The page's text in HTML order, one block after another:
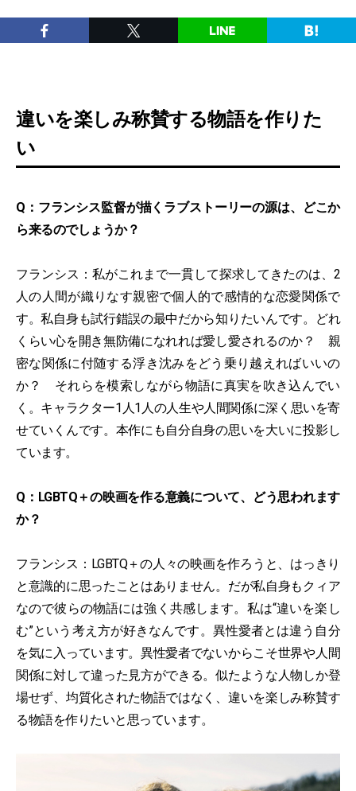
違いを楽しみ称賛する物語を作りた
い
Q：フランシス監督が描くラブストーリーの源は、どこか
ら来るのでしょうか？
フランシス：私がこれまで一貫して探求してきたのは、2
人の人間が織りなす親密で個人的で感情的な恋愛関係で
す。私自身も試行錯誤の最中だから知りたいんです。どれ
くらい心を開き無防備になれれば愛し愛されるのか？ 親
密な関係に付随する浮き沈みをどう乗り越えればいいの
か？ それらを模索しながら物語に真実を吹き込んでい
く。キャラクター1人1人の人生や人間関係に深く思いを寄
せていくんです。本作にも自分自身の思いを大いに投影し
ています。
Q：LGBTQ＋の映画を作る意義について、どう思われます
か？
フランシス：LGBTQ＋の人々の映画を作ろうと、はっきり
と意識的に思ったことはありません。だが私自身もクィア
なので彼らの物語には強く共感します。私は“違いを楽し
む”という考え方が好きなんです。異性愛者とは違う自分
を気に入っています。異性愛者でないからこそ世界や人間
関係に対して違った見方ができる。似たような人物しか登
場せず、均質化された物語ではなく、違いを楽しみ称賛す
る物語を作りたいと思っています。